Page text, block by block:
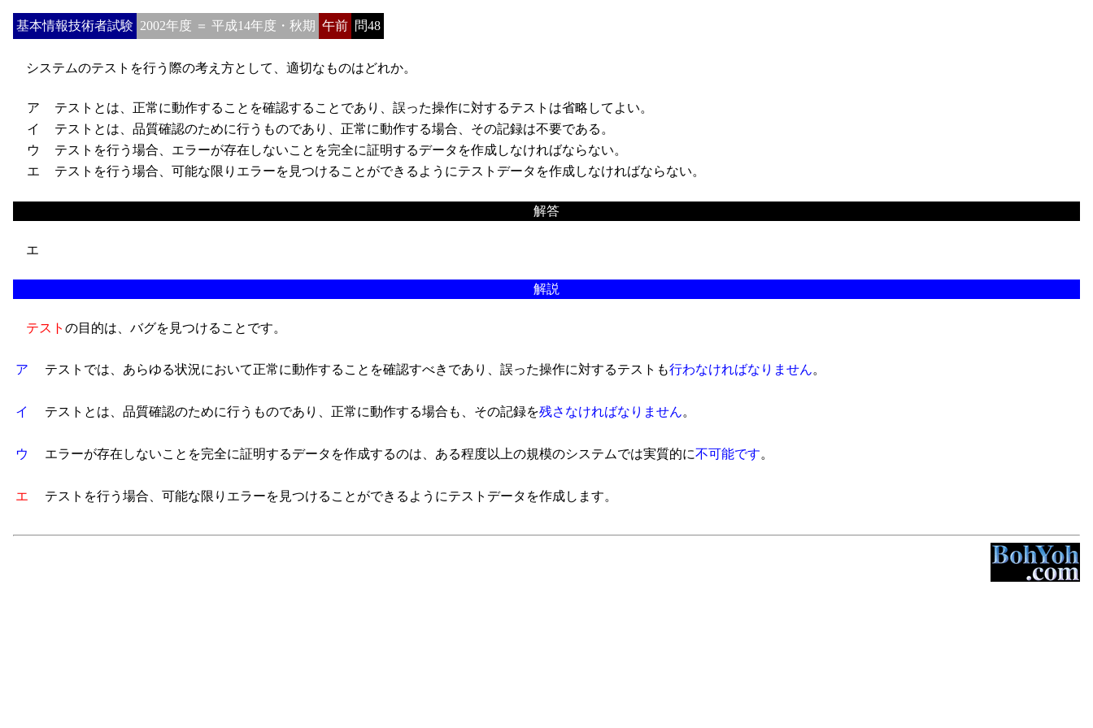
基本情報技術者試験 2002年度 ＝ 平成14年度・秋期 午前 問48
システムのテストを行う際の考え方として、適切なものはどれか。
ア
テストとは、正常に動作することを確認することであり、誤った操作に対するテストは省略してよい。
イ
テストとは、品質確認のために行うものであり、正常に動作する場合、その記録は不要である。
ウ
テストを行う場合、エラーが存在しないことを完全に証明するデータを作成しなければならない。
エ
テストを行う場合、可能な限りエラーを見つけることができるようにテストデータを作成しなければならない。
解答
エ
解説
テスト の目的は、バグを見つけることです。
ア テストでは、あらゆる状況において正常に動作することを確認すべきであり、誤った操作に対するテストも行わなければなりません。
イ テストとは、品質確認のために行うものであり、正常に動作する場合も、その記録を残さなければなりません。
ウ エラーが存在しないことを完全に証明するデータを作成するのは、ある程度以上の規模のシステムでは実質的に不可能です。
エ テストを行う場合、可能な限りエラーを見つけることができるようにテストデータを作成します。